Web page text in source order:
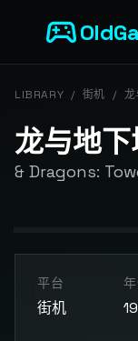
sports_esports
LIBRARY / 街机 /
龙与地
& Dragons:
开始游戏
点击按钮加载游戏
平台
街机